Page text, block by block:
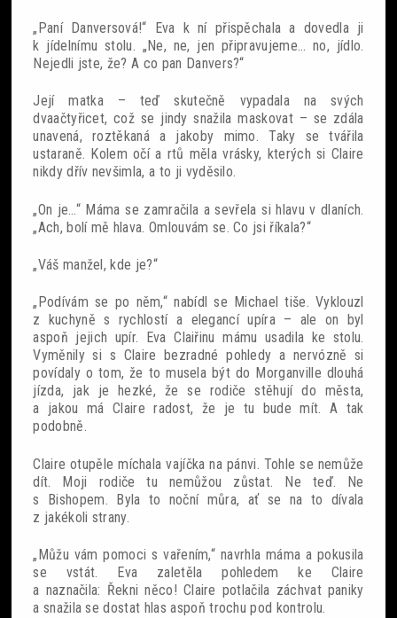
„Paní Danversová!“ Eva k ní přispěchala a dovedla ji
k jídelnímu stolu. „Ne, ne, jen připravujeme… no, jídlo.
Nejedli jste, že? A co pan Danvers?“
Její matka – teď skutečně vypadala na svých
dvaačtyřicet, což se jindy snažila maskovat – se zdála
unavená, roztěkaná a jakoby mimo. Taky se tvářila
ustaraně. Kolem očí a rtů měla vrásky, kterých si Claire
nikdy dřív nevšimla, a to ji vyděsilo.
„On je…“ Máma se zamračila a sevřela si hlavu v dlaních.
„Ach, bolí mě hlava. Omlouvám se. Co jsi říkala?“
„Váš manžel, kde je?“
„Podívám se po něm,“ nabídl se Michael tiše. Vyklouzl
z kuchyně s rychlostí a elegancí upíra – ale on byl
aspoň jejich upír. Eva Claiřinu mámu usadila ke stolu.
Vyměnily si s Claire bezradné pohledy a nervózně si
povídaly o tom, že to musela být do Morganville dlouhá
jízda, jak je hezké, že se rodiče stěhují do města,
a jakou má Claire radost, že je tu bude mít. A tak
podobně.
Claire otupěle míchala vajíčka na pánvi. Tohle se nemůže
dít. Moji rodiče tu nemůžou zůstat. Ne teď. Ne
s Bishopem. Byla to noční můra, ať se na to dívala
z jakékoli strany.
„Můžu vám pomoci s vařením,“ navrhla máma a pokusila
se vstát. Eva zaletěla pohledem ke Claire
a naznačila: Řekni něco! Claire potlačila záchvat paniky
a snažila se dostat hlas aspoň trochu pod kontrolu.